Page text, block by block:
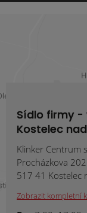
Sídlo firmy -
Kostelec
Klinker Centrum
Procházkova 202
517 41 Kostelec
Zobrazit kompletní